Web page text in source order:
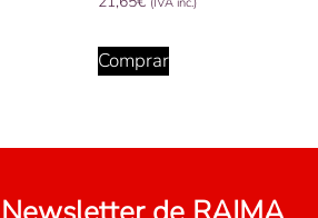
Comprar